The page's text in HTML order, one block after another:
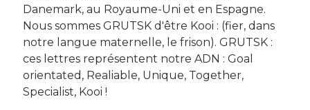
Danemark, au Royaume-Uni et en Espagne.
Nous sommes GRUTSK d'être Kooi : (fier, dans
notre langue maternelle, le frison). GRUTSK :
ces lettres représentent notre ADN : Goal
orientated, Realiable, Unique, Together,
Specialist, Kooi !